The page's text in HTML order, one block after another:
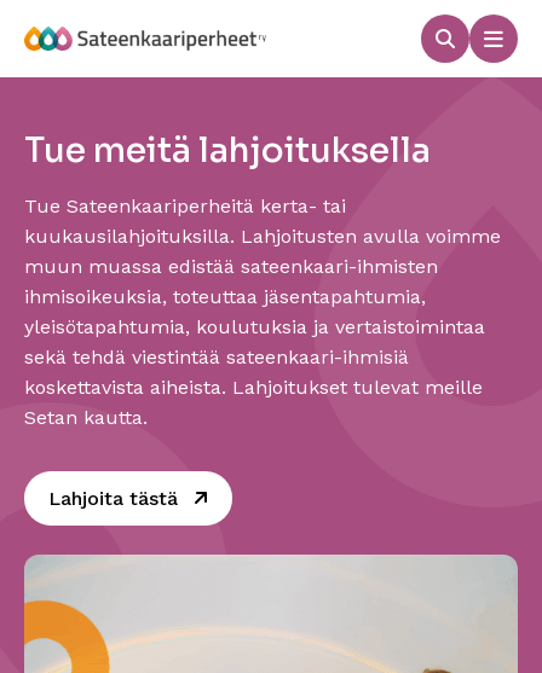
sisältöön
Haku
Tue meitä lahjoituksella
Tue Sateenkaariperheitä kerta- tai
kuukausilahjoituksilla. Lahjoitusten avulla voimme
muun muassa edistää sateenkaari-ihmisten
ihmisoikeuksia, toteuttaa jäsentapahtumia,
yleisötapahtumia, koulutuksia ja vertaistoimintaa
sekä tehdä viestintää sateenkaari-ihmisiä
koskettavista aiheista. Lahjoitukset tulevat meille
Setan kautta.
Lahjoita tästä Sivu avautuu uudessa ikkunassa